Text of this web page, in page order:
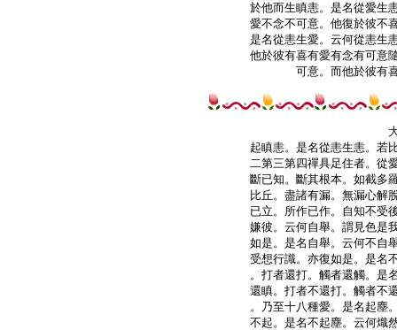
於他而生瞋恚。是名從愛生
愛不念不可意。他復於彼不
是名從恚生愛。云何從恚生
他於彼有喜有愛有念有可意
可意。而他於彼有
起瞋恚。是名從恚生恚。若
二第三第四禪具足住者。從
斷已知。斷其根本。如截多
比丘。盡諸有漏。無漏心解
已立。所作已作。自知不受
嫌彼。云何自舉。謂見色是
如是。是名自舉。云何不自
受想行識。亦復如是。是名
。打者還打。觸者還觸。是
還瞋。打者不還打。觸者不
。乃至十八種愛。是名起塵
不起。是名不起塵。云何熾